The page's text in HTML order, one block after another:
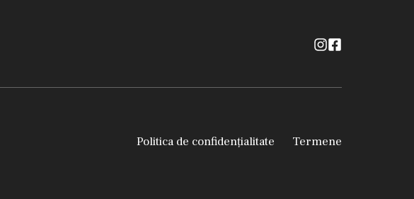
Politica de confidențialitate Termene